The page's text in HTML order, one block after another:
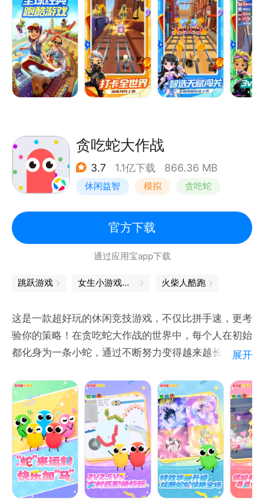
启，登录签到领取开罗限定奖励，参与爱玛电动车联动
赢取专属好礼，加入顺拐舞挑战解锁潮流福利。赛季秘
典、角色收集等玩法全面上线，探索沙海秘境，揭开千
年文明背后的神秘真相！
贪吃蛇大作战
3.7 1.1亿下载 866.36 MB
休闲益智 模拟 贪吃蛇
卡通
官方下载
通过应用宝app下载
跳跃游戏 女生小游戏大全 火柴人酷跑
这是一款超好玩的休闲竞技游戏，不仅比拼手速，更考
验你的策略！在贪吃蛇大作战的世界中，每个人在初始
都化身为一条小蛇，通过不断努力变得越来越长，最终
暴走超神！
游戏玩法
1.控制摇杆走位你的小蛇，吃掉地图上彩色的小圆点，
就会变长。
2.小心！蛇头碰到其他贪吃蛇就会死亡，并且产生大量
小圆点。
展开